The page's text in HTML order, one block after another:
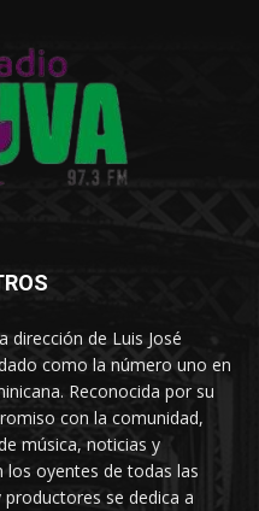
dirección de Luis José
como la número uno en
Reconocida por su
con la comunidad,
música, noticias y
oyentes de todas las
se dedica a